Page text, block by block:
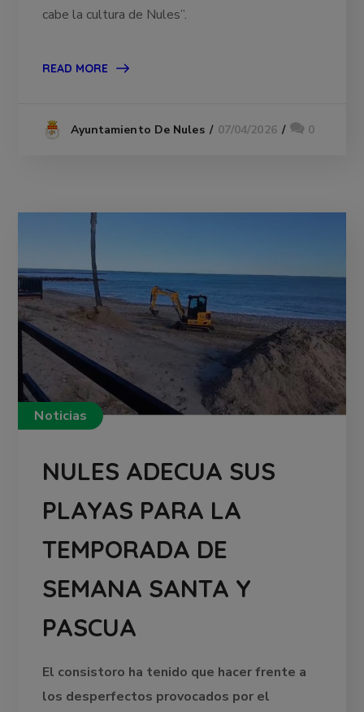
cabe la cultura de Nules”.
READ MORE
Ayuntamiento De Nules 07/04/2026 0
Noticias
NULES ADECUA SUS
PLAYAS PARA LA
TEMPORADA DE
SEMANA SANTA Y
PASCUA
El consistoro ha tenido que hacer frente a
los desperfectos provocados por el